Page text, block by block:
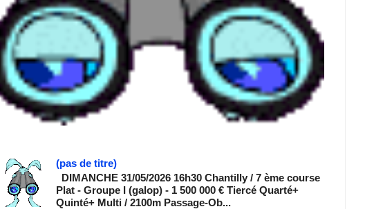
(pas de titre)
DIMANCHE 31/05/2026 16h30 Chantilly / 7 ème course
Plat - Groupe I (galop) - 1 500 000 € Tiercé Quarté+
Quinté+ Multi / 2100m Passage-Ob...